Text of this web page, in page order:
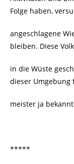
Folge haben,
angeschlagene
bleiben. Diese
in die Wüste
dieser
meister ja
*****